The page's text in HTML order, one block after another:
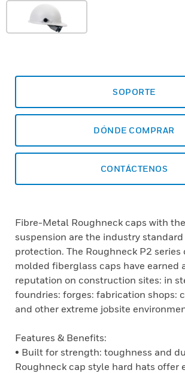
SOPORTE
DÓNDE COMPRAR
CONTÁCTENOS
Fibre-Metal Roughneck caps with
suspension are the industry
protection. The Roughneck P2
molded fiberglass caps have earned
reputation on construction sites: in
foundries: forges: fabrication shops:
and other extreme jobsite
Features & Benefits:
• Built for strength: toughness and
Roughneck cap style hard hats offer